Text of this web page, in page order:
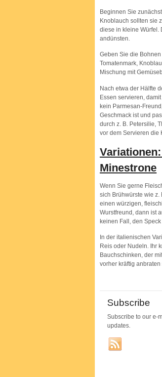
Beginnen Sie
Knoblauch sollten sie
diese in kleine Würfel.
andünsten.
Geben Sie die
Tomatenmark,
Mischung mit
Nach etwa der Hälfte
Essen servieren,
kein Parmesan-
Geschmack ist und
durch z. B. Petersilie,
vor dem Servieren die
Minestrone
Wenn Sie gerne
sich Brühwürste wie z.
einen würzigen,
Wurstfreund, dann ist
keinen Fall, den
In der italienischen
Reis oder Nudeln. Ihr
Bauchschinken, der
vorher kräftig
Subscribe
Subscribe to our e-
updates.